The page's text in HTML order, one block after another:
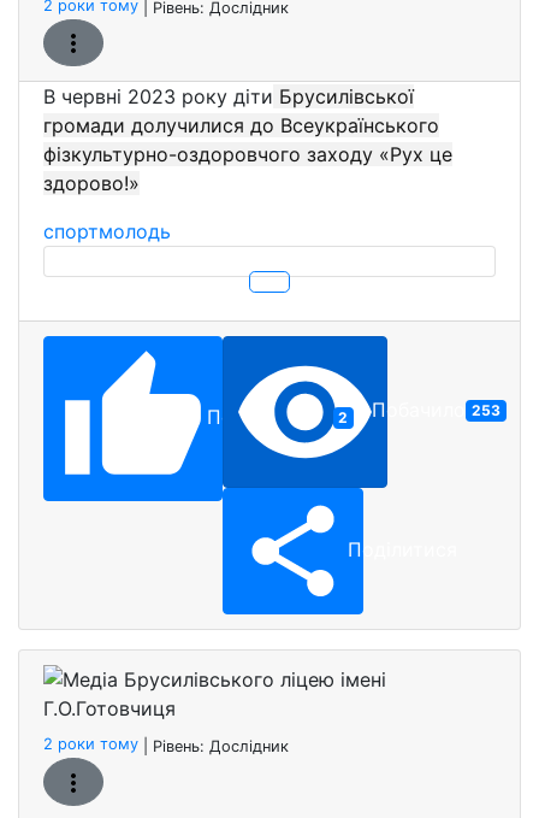
2 роки тому | Рівень: Дослідник
В червні 2023 року діти Брусилівської
громади долучилися до Всеукраїнського
фізкультурно-оздоровчого заходу «Рух це
здорово!»
спортмолодь
Подобається 2 Побачило 253
Поділитися
2 роки тому | Рівень: Дослідник